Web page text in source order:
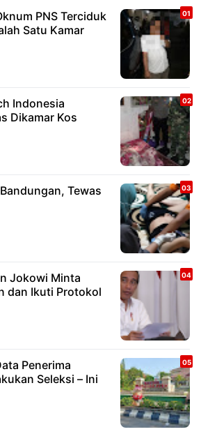
PNS Terciduk
Satu Kamar
Indonesia
Dikamar Kos
Tewas
Jokowi Minta
dan Ikuti Protokol
Penerima
Seleksi – Ini